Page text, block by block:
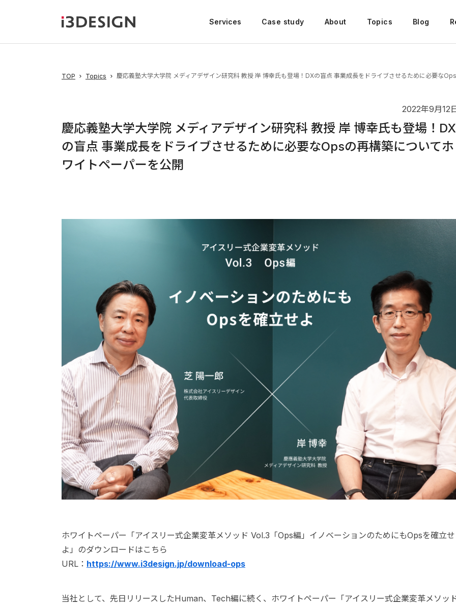
Services Case study About Topics Blog
TOP Topics 慶応義塾大学大学院 メディアデザイン研究科 教授 岸 博幸氏も登場！DXの盲点 事業成長をドライブさせるために必要な
2022年9月12
慶応義塾大学大学院 メディアデザイン研究科 教授 岸 博幸氏も登場！DX
の盲点 事業成長をドライブさせるために必要なOpsの再構築についてホ
ワイトペーパーを公開
ホワイトペーパー「アイスリー式企業変革メソッド Vol.3「Ops編」イノベーションのためにもOpsを確立せ
よ」のダウンロードはこちら
URL： https://www.i3design.jp/download-ops
当社として、先日リリースしたHuman、Tech編に続く、ホワイトペーパー「アイスリー式企業変革メソッ